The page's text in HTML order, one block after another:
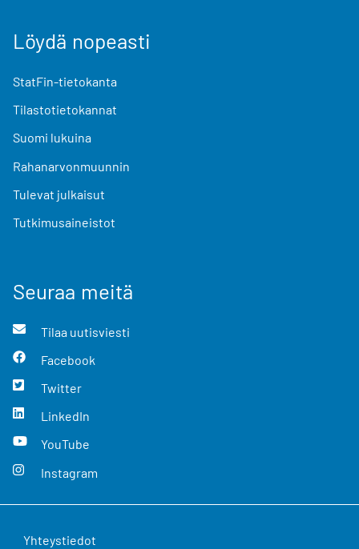
Löydä nopeasti
StatFin-tietokanta
Tilastotietokannat
Suomi lukuina
Rahanarvonmuunnin
Tulevat julkaisut
Tutkimusaineistot
Seuraa meitä
Tilaa uutisviesti
Facebook
Twitter
LinkedIn
YouTube
Instagram
Yhteystiedot